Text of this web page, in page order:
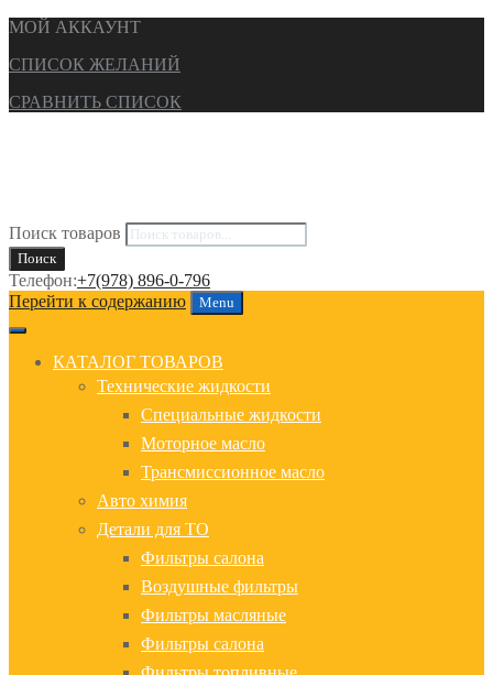
МОЙ АККАУНТ
СПИСОК ЖЕЛАНИЙ
СРАВНИТЬ СПИСОК
Поиск товаров
Поиск
Телефон:+7(978) 896-0-796
Перейти к содержанию
Menu
КАТАЛОГ ТОВАРОВ
Технические жидкости
Специальные жидкости
Моторное масло
Трансмиссионное масло
Авто химия
Детали для ТО
Фильтры салона
Воздушные фильтры
Фильтры масляные
Фильтры салона